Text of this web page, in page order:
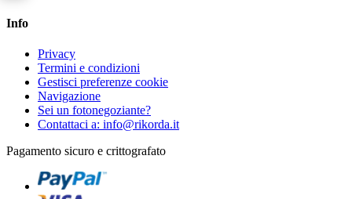
Info
Privacy
Termini e condizioni
Gestisci preferenze cookie
Navigazione
Sei un fotonegoziante?
Contattaci a: info@rikorda.it
Pagamento sicuro e crittografato